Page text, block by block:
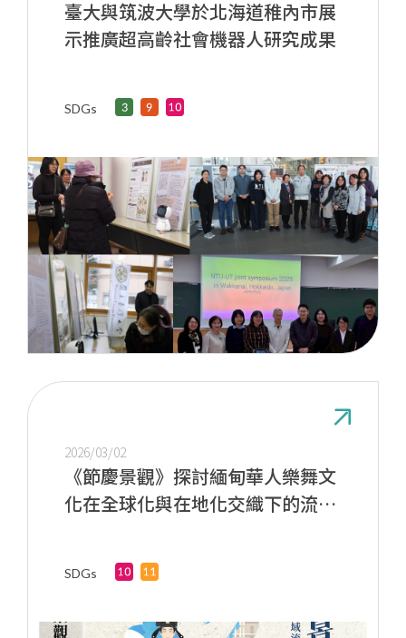
臺大與筑波大學於北海道稚內市展
示推廣超高齡社會機器人研究成果
SDGs
2026/03/02
《節慶景觀》探討緬甸華人樂舞文
化在全球化與在地化交織下的流動
SDGs